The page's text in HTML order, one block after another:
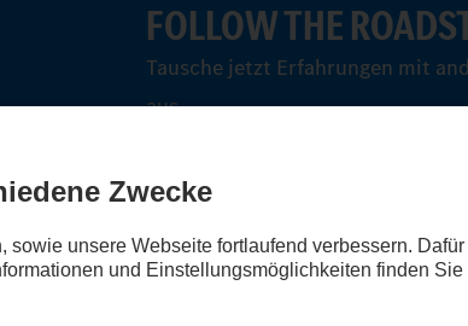
FOLLOW THE
Tausche jetzt Erfahrungen mit
aus.
Steig ein